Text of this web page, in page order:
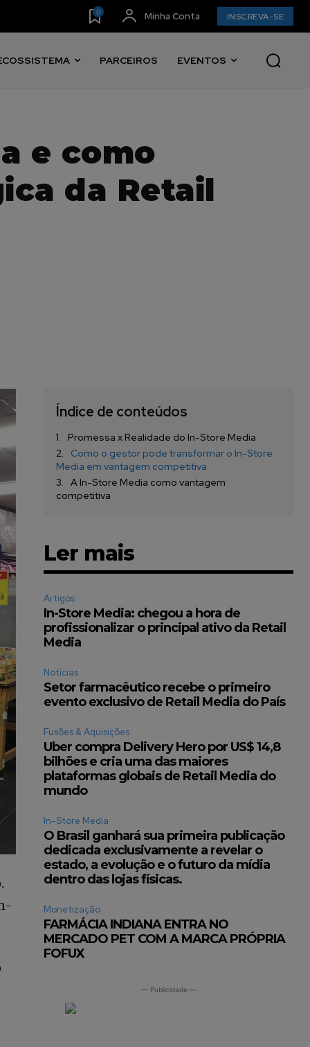
0 Minha Conta INSCREVA-SE
PARCEIROS EVENTOS
e como
da Retail
Índice de conteúdos
Promessa x Realidade do In-Store Media
Como o gestor pode transformar o In-Store
Media em vantagem competitiva
A In-Store Media como vantagem
competitiva
Ler mais
Artigos
In-Store Media: chegou a hora de
profissionalizar o principal ativo da Retail
Media
Notícias
Setor farmacêutico recebe o primeiro
evento exclusivo de Retail Media do País
Fusões & Aquisições
Uber compra Delivery Hero por US$ 14,8
bilhões e cria uma das maiores
plataformas globais de Retail Media do
mundo
In-Store Media
O Brasil ganhará sua primeira publicação
dedicada exclusivamente a revelar o
estado, a evolução e o futuro da mídia
dentro das lojas físicas.
Monetização
FARMÁCIA INDIANA ENTRA NO
MERCADO PET COM A MARCA PRÓPRIA
FOFUX
— Publicidade —